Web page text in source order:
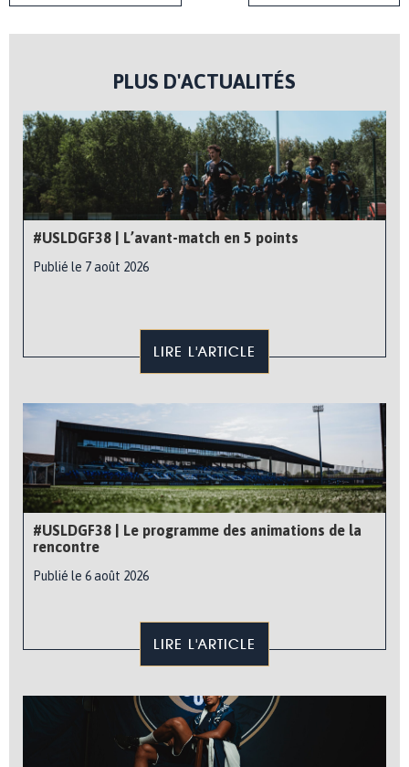
PLUS D'ACTUALITÉS
#USLDGF38 | L’avant-match en 5 points
Publié le 7 août 2026
LIRE L'ARTICLE
#USLDGF38 | Le programme des animations de la
rencontre
Publié le 6 août 2026
LIRE L'ARTICLE